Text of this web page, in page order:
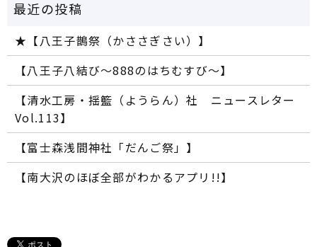
★【八王子鵲祭（かささぎさい）】
【八王子八結び～888のはちむすび～】
【清水工房・揺籃（ようらん）社 ニュースレター
Vol.113】
【富士森浅間神社「だんご祭」】
【南大沢のほぼ全部がわかるアプリ!!】